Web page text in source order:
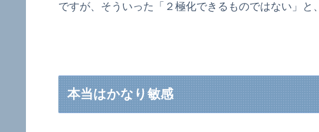
ですが、そういった「２極化できるものではない」と
本当はかなり敏感